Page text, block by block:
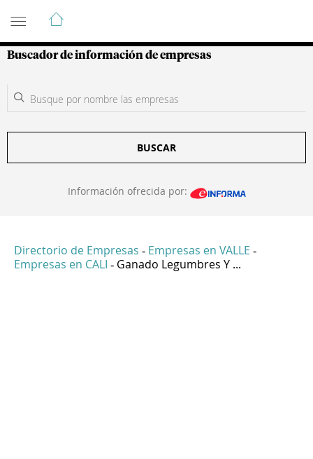
Guía de Empresas Colombianas
Buscador de información de empresas
BUSCAR
Información ofrecida por:
Directorio de Empresas - Empresas en VALLE -
Empresas en CALI - Ganado Legumbres Y ...